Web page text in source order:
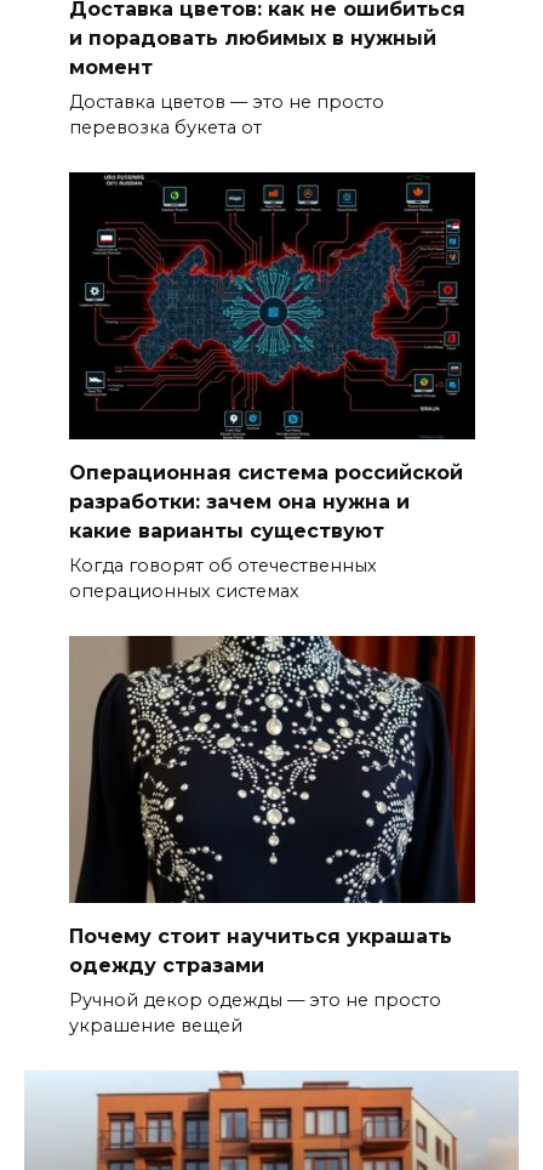
Доставка цветов: как не ошибиться
и порадовать любимых в нужный
момент
Доставка цветов — это не просто
перевозка букета от
Операционная система российской
разработки: зачем она нужна и
какие варианты существуют
Когда говорят об отечественных
операционных системах
Почему стоит научиться украшать
одежду стразами
Ручной декор одежды — это не просто
украшение вещей